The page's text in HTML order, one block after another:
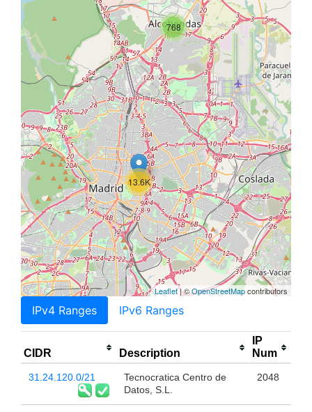
768
13.6K
Leaflet| ©OpenStreetMapcontributors
IPv4 Ranges IPv6 Ranges
CIDR Description
IP
Num
31.24.120.0/21
Tecnocratica Centro de
Datos, S.L.
2048